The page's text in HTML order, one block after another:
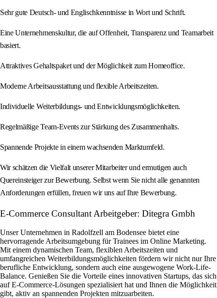
Sehr gute Deutsch- und Englischkenntnisse in Wort und Schrift.
Eine Unternehmenskultur, die auf Offenheit, Transparenz und Teamarbeit
basiert.
Attraktives Gehaltspaket und der Möglichkeit zum Homeoffice.
Moderne Arbeitsausstattung und flexible Arbeitszeiten.
Individuelle Weiterbildungs- und Entwicklungsmöglichkeiten.
Regelmäßige Team-Events zur Stärkung des Zusammenhalts.
Spannende Projekte in einem wachsenden Marktumfeld.
Wir schätzen die Vielfalt unserer Mitarbeiter und ermutigen auch
Quereinsteiger zur Bewerbung. Selbst wenn Sie nicht alle genannten
Anforderungen erfüllen, freuen wir uns auf Ihre Bewerbung.
E-Commerce Consultant Arbeitgeber: Ditegra Gmbh
Unser Unternehmen in Radolfzell am Bodensee bietet eine
hervorragende Arbeitsumgebung für Trainees im Online Marketing.
Mit einem dynamischen Team, flexiblen Arbeitszeiten und
umfangreichen Weiterbildungsmöglichkeiten fördern wir nicht nur Ihre
berufliche Entwicklung, sondern auch eine ausgewogene Work-Life-
Balance. Genießen Sie die Vorteile eines innovativen Startups, das sich
auf E-Commerce-Lösungen spezialisiert hat und Ihnen die Möglichkeit
gibt, aktiv an spannenden Projekten mitzuarbeiten.